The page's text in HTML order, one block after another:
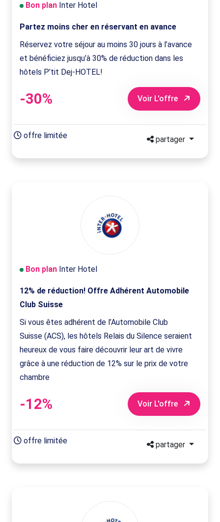
Bon plan Inter Hotel
Partez moins cher en réservant en avance
Réservez votre séjour au moins 30 jours à l’avance
et bénéficiez jusqu’à 30% de réduction dans les
hôtels P’tit Dej-HOTEL!
-30% Voir L'offre
offre limitée partager
Bon plan Inter Hotel
12% de réduction! Offre Adhérent Automobile
Club Suisse
Si vous êtes adhérent de l’Automobile Club
Suisse (ACS), les hôtels Relais du Silence seraient
heureux de vous faire découvrir leur art de vivre
grâce à une réduction de 12% sur le prix de votre
chambre
-12% Voir L'offre
offre limitée partager